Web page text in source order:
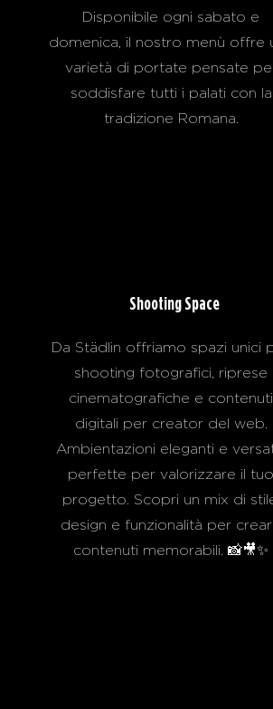
Disponibile ogni sabato e
domenica, il nostro menù offre
varietà di portate pensate
soddisfare tutti i palati con la
tradizione Romana.
Shooting Space
Da Städlin offriamo spazi unici
shooting fotografici, riprese
cinematografiche e contenuti
digitali per creator del web.
Ambientazioni eleganti e
perfette per valorizzare il tuo
progetto. Scopri un mix di
design e funzionalità per
contenuti memorabili. 📸🎥✨